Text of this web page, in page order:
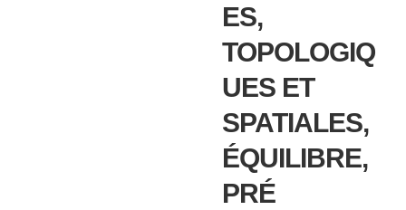
ES,
TOPOLOGIQ
UES ET
SPATIALES,
ÉQUILIBRE,
PRÉ